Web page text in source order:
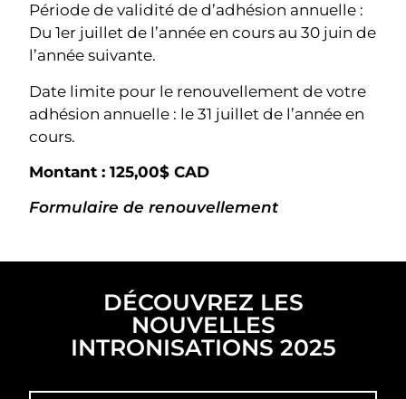
Période de validité de d’adhésion annuelle :
Du 1er juillet de l’année en cours au 30 juin de
l’année suivante.
Date limite pour le renouvellement de votre
adhésion annuelle : le 31 juillet de l’année en
cours.
Montant : 125,00$ CAD
Formulaire de renouvellement
DÉCOUVREZ LES
NOUVELLES
INTRONISATIONS 2025